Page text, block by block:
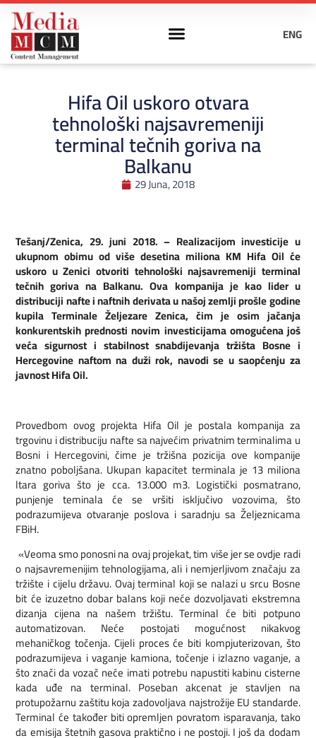
ENG
Hifa Oil uskoro otvara
tehnološki najsavremeniji
terminal tečnih goriva na
Balkanu
29 Juna, 2018
Tešanj/Zenica, 29. juni 2018. – Realizacijom investicije u
ukupnom obimu od više desetina miliona KM Hifa Oil će
uskoro u Zenici otvoriti tehnološki najsavremeniji terminal
tečnih goriva na Balkanu. Ova kompanija je kao lider u
distribuciji nafte i naftnih derivata u našoj zemlji prošle godine
kupila Terminale Željezare Zenica, čim je osim jačanja
konkurentskih prednosti novim investicijama omogućena još
veća sigurnost i stabilnost snabdijevanja tržišta Bosne i
Hercegovine naftom na duži rok, navodi se u saopćenju za
javnost Hifa Oil.
Provedbom ovog projekta Hifa Oil je postala kompanija za
trgovinu i distribuciju nafte sa najvećim privatnim terminalima u
Bosni i Hercegovini, čime je tržišna pozicija ove kompanije
znatno poboljšana. Ukupan kapacitet terminala je 13 miliona
ltara goriva što je cca. 13.000 m3. Logistički posmatrano,
punjenje teminala će se vršiti isključivo vozovima, što
podrazumijeva otvaranje poslova i saradnju sa Željeznicama
FBiH.
«Veoma smo ponosni na ovaj projekat, tim više jer se ovdje radi
o najsavremenijim tehnologijama, ali i nemjerljivom značaju za
tržište i cijelu državu. Ovaj terminal koji se nalazi u srcu Bosne
bit će izuzetno dobar balans koji neće dozvoljavati ekstremna
dizanja cijena na našem tržištu. Terminal će biti potpuno
automatizovan. Neće postojati mogućnost nikakvog
mehaničkog točenja. Cijeli proces će biti kompjuterizovan, što
podrazumijeva i vaganje kamiona, točenje i izlazno vaganje, a
što znači da vozač neće imati potrebu napustiti kabinu cisterne
kada uđe na terminal. Poseban akcenat je stavljen na
protupožarnu zaštitu koja zadovoljava najstrožije EU standarde.
Terminal će također biti opremljen povratom isparavanja, tako
da emisija štetnih gasova praktično i ne postoji. I još da dodam